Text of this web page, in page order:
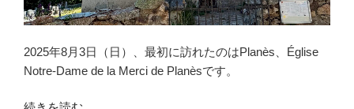
2025年8月3日（日）、最初に訪れたのはPlanès、Église
Notre-Dame de la Merci de Planèsです。
“プ